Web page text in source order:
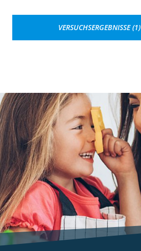
VERSUCHSERGEBNISSE (1)